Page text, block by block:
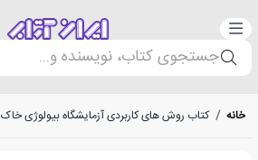
دسته‌بندی
جستجوی کتاب، نویسنده و...
خانه / کتاب روش های کاربردی آزمایشگاه بیولوژی خاک